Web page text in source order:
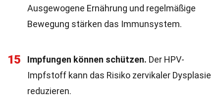
Ausgewogene Ernährung und regelmäßige
Bewegung stärken das Immunsystem.
15 Impfungen können schützen. Der HPV-
Impfstoff kann das Risiko zervikaler Dysplasie
reduzieren.